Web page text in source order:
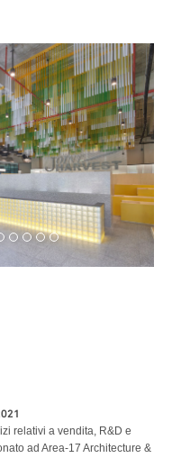
relativi a vendita, R&D e
ad Area-17 Architecture &